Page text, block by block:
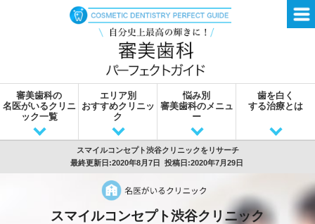
審美歯科の
名医がいるクリニ
ック一覧
エリア別
おすすめクリニッ
ク
悩み別
審美歯科のメニュ
ー
歯を白く
する治療とは
スマイルコンセプト渋谷クリニックをリサーチ
最終更新日:2020年8月7日
投稿日:2020年7月29日
スマイルコンセプト渋谷クリニック